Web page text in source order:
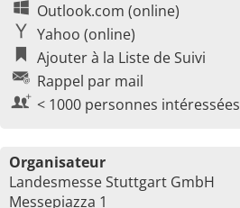
Outlook.com (online)
Yahoo (online)
Ajouter à la Liste de Suivi
Rappel par mail
< 1000 personnes intéressées
Organisateur
Landesmesse Stuttgart GmbH
Messepiazza 1